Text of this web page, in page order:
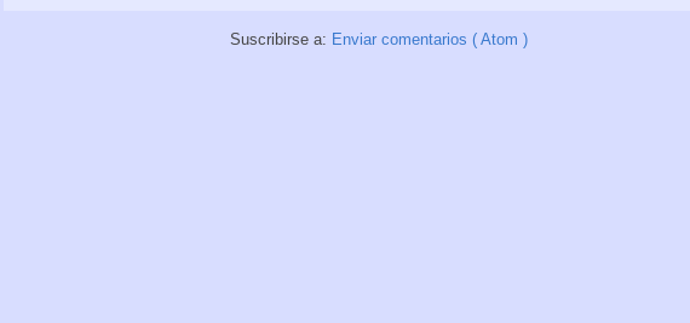
Suscribirse a: Enviar comentarios ( Atom )